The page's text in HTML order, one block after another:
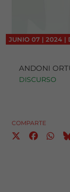
JUNIO 07 | 2024 |
ANDONI
DISCURSO
COMPARTE